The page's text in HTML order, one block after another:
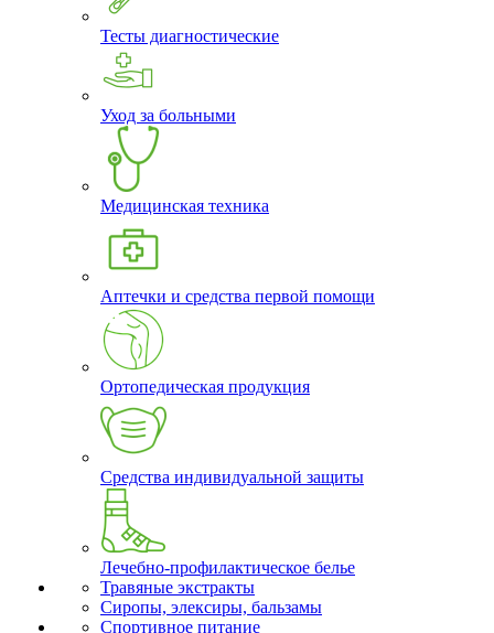
Тесты диагностические
Уход за больными
Медицинская техника
Аптечки и средства первой помощи
Ортопедическая продукция
Средства индивидуальной защиты
Лечебно-профилактическое белье
Травяные экстракты
Сиропы, элексиры, бальзамы
Спортивное питание